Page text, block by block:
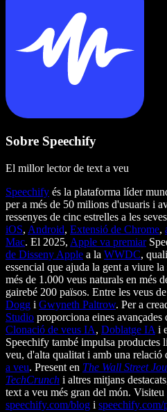
Sobre Speechify
El millor lector de text a veu
Speechify és la plataforma líder
per a més de 50 milions d'usuaris i
ressenyes de cinc estrelles a les
iOS, Android, Extensió de Chrome,
Mac. El 2025, Apple va premiar
de Disseny Apple a la WWDC,
essencial que ajuda la gent a viure
més de 1.000 veus naturals en més
gairebé 200 països. Entre les veus
Dogg i Gwyneth Paltrow. Per a
Studio proporciona eines avançades
Clonació de veus IA, Doblatge IA i
Speechify també impulsa productes
veu, d'alta qualitat i amb una relació
a veu. Present en The Wall Street
TechCrunch i altres mitjans
text a veu més gran del món. Visiteu
speechify.com/blog i speechify.com/